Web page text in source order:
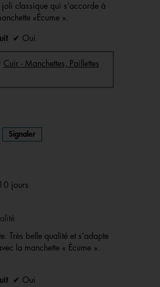
classique qui s’accorde à
«Écume ».
✔ Oui
Cuir - Manchettes, Paillettes
Signaler
jours
Très belle qualité et s’adapte
la manchette « Écume ».
✔ Oui